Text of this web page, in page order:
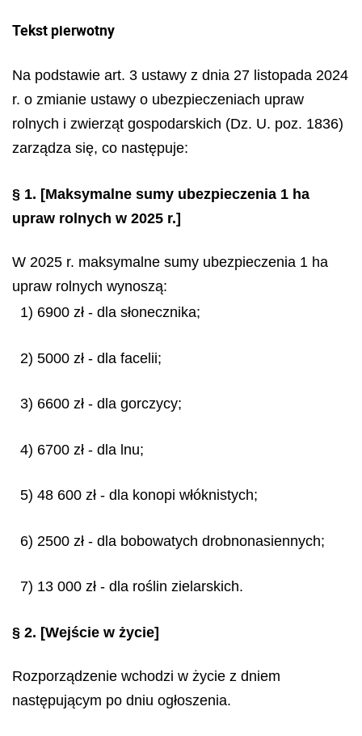
Tekst pierwotny
Na podstawie art. 3 ustawy z dnia 27 listopada 2024
r. o zmianie ustawy o ubezpieczeniach upraw
rolnych i zwierząt gospodarskich (Dz. U. poz. 1836)
zarządza się, co następuje:
§ 1. [Maksymalne sumy ubezpieczenia 1 ha
upraw rolnych w 2025 r.]
W 2025 r. maksymalne sumy ubezpieczenia 1 ha
upraw rolnych wynoszą:
1) 6900 zł - dla słonecznika;
2) 5000 zł - dla facelii;
3) 6600 zł - dla gorczycy;
4) 6700 zł - dla lnu;
5) 48 600 zł - dla konopi włóknistych;
6) 2500 zł - dla bobowatych drobnonasiennych;
7) 13 000 zł - dla roślin zielarskich.
§ 2. [Wejście w życie]
Rozporządzenie wchodzi w życie z dniem
następującym po dniu ogłoszenia.